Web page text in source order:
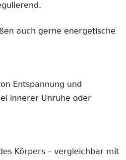
auch gerne energetische
Entspannung und
innerer Unruhe oder
Körpers – vergleichbar mit